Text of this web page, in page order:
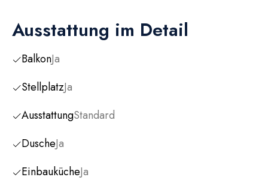
Winterg...
Ausstattung im Detail
BalkonJa
StellplatzJa
AusstattungStandard
DuscheJa
EinbaukücheJa